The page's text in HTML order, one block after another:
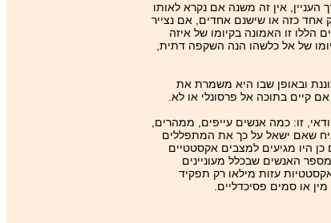
אין זה משנה אם נקרא לאותו
אחד כזה או שישנם אחדים, אם נצייר
זו האמונה בקיומו של איזה
של אל כלשהו הנה השקפה דתית,
ובאופן שבו היא משמרת את
קיים בתוכה אל פרסונלי או לא.
זו: כמה אנשים עייפים, ממהרים,
שאם ישאל על כך את המתפללים
כן היו מגיעים למצבים אקסטטיים
האנשים שבכלל מעוניינים
עזות מילאו רק תפקיד
או סמים פסיכדליים.